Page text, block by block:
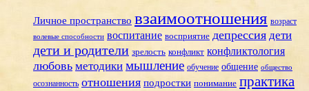
Личное пространство взаимоотношения возраст
волевые способности воспитание восприятие депрессия дети
дети и родители зрелость конфликт конфликтология
любовь методики мышление обучение общение общество
осознанность отношения подростки понимание практика